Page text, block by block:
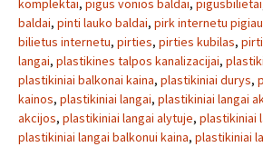
komplektai, pigus vonios baldai, pigusbilietai
baldai, pinti lauko baldai, pirk internetu pigiau
bilietus internetu, pirties, pirties kubilas,
langai, plastikines talpos kanalizacijai,
plastikiniai balkonai kaina, plastikiniai durys,
kainos, plastikiniai langai, plastikiniai langai
akcijos, plastikiniai langai alytuje, plastikiniai
plastikiniai langai balkonui kaina, plastikiniai